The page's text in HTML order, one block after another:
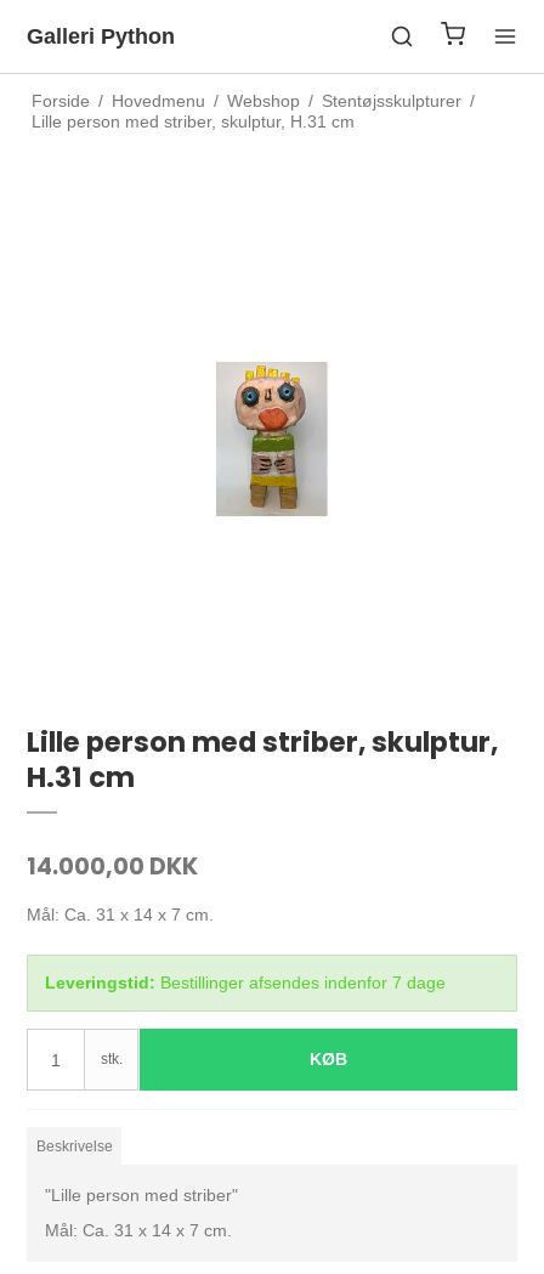
Galleri Python
Forside / Hovedmenu / Webshop / Stentøjsskulpturer /
Lille person med striber, skulptur, H.31 cm
Lille person med striber, skulptur,
H.31 cm
14.000,00 DKK
Mål: Ca. 31 x 14 x 7 cm.
Leveringstid: Bestillinger afsendes indenfor 7 dage
stk. KØB
Beskrivelse
"Lille person med striber"
Mål: Ca. 31 x 14 x 7 cm.